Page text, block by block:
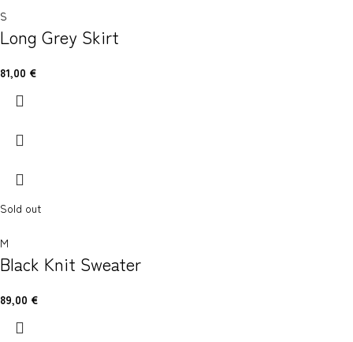
S
Long Grey Skirt
81,00 €
Sold out
M
Black Knit Sweater
89,00 €